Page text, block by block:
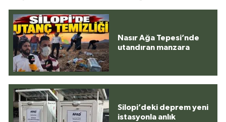
Nasır Ağa Tepesi’nde
utandıran manzara
Silopi’deki deprem yeni
istasyonla anlık